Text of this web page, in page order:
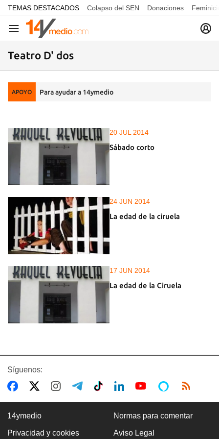
common.go-to-content
TEMAS DESTACADOS Colapso del SEN Donaciones
Navegación
Teatro D' dos
APOYO Para ayudar a 14ymedio
20 JUL 2014
Sábado corto
24 JUN 2014
La edad de la ciruela
17 JUN 2014
La edad de la Ciruela
Síguenos:
14ymedio Normas para comentar
Privacidad y cookies Aviso Legal